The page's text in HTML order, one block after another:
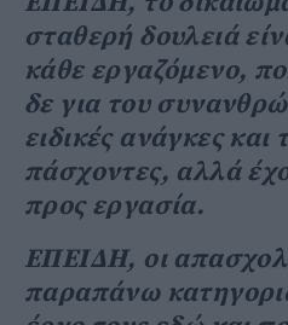
σταθερή δουλειά
κάθε εργαζόμενο,
δε για του
ειδικές ανάγκες και
πάσχοντες, αλλά
προς εργασία.
ΕΠΕΙΔΗ, οι
παραπάνω